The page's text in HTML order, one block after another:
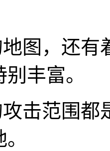
图，还
丰富。
击范围